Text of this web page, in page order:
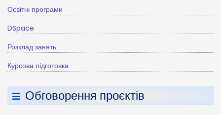
Освітні програми
DSpace
Розклад занять
Курсова підготовка
Обговорення проєктів